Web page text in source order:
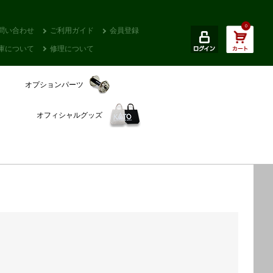
い合わせ ご利用ガイド 会員登録
について 修理について
0
オプションパーツ
オフィシャルグッズ